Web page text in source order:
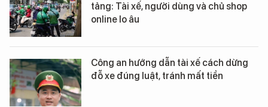
tảng: Tài xế, người dùng và chủ shop
online lo âu
Công an hướng dẫn tài xế cách dừng
đỗ xe đúng luật, tránh mất tiền